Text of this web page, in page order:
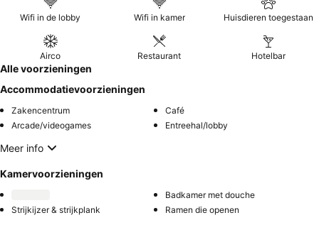
Wifi in de lobby Wifi in kamer Huisdieren toegestaan
Airco Restaurant Hotelbar
Alle voorzieningen
Accommodatievoorzieningen
Zakencentrum
Café
Arcade/videogames
Entreehal/lobby
Meer info
Kamervoorzieningen
Badkamer met douche
Strijkijzer & strijkplank
Ramen die openen